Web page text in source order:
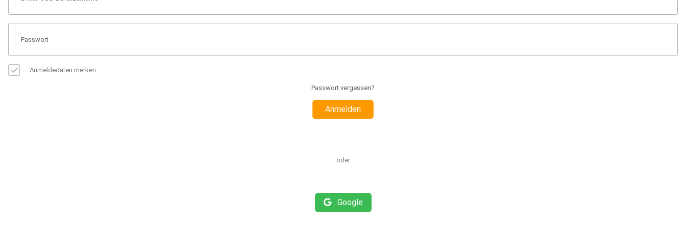
Anmeldedaten merken
Passwort vergessen?
Anmelden
oder
Google